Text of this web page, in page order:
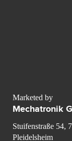
Marketed by
Mechatronik
Stuifenstraße 54,
Pleidelsheim